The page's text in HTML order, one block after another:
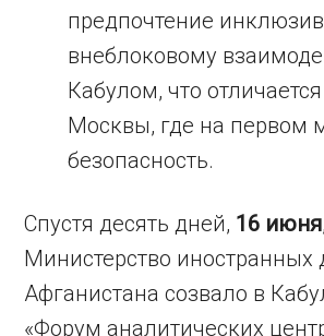
предпочтение
внеблоковому
Кабулом, что
Москвы, где на первом
безопасность.
Спустя десять дней, 16 июня,
Министерство иностранных
Афганистана созвало в
«Форум аналитических